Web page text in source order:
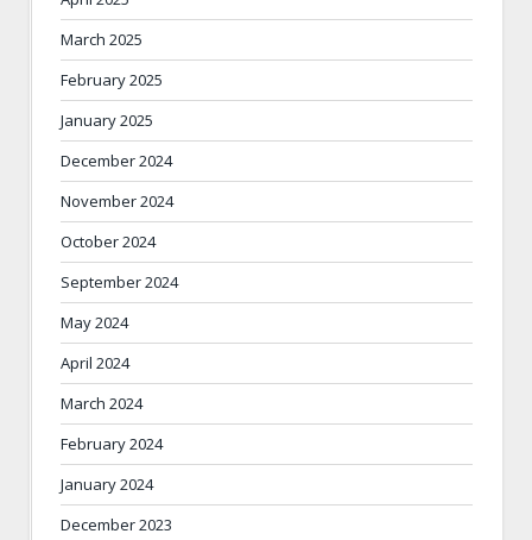
March 2025
February 2025
January 2025
December 2024
November 2024
October 2024
September 2024
May 2024
April 2024
March 2024
February 2024
January 2024
December 2023